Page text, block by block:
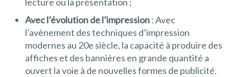
Avec l’évolution de l’impression: Avec
l’avènement des techniques d’impression
modernes au 20e siècle, la capacité à produire des
affiches et des bannières en grande quantité a
ouvert la voie à de nouvelles formes de publicité.